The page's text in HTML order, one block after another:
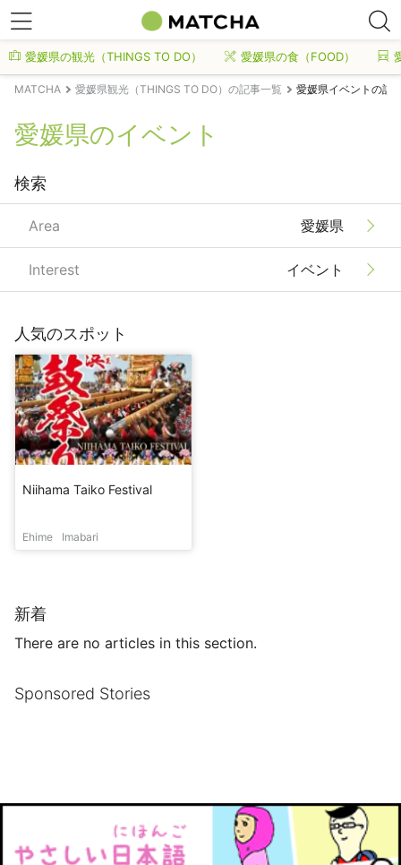
愛媛県の観光（THINGS TO DO） 愛媛県の食（FOOD）
MATCHA 愛媛県観光（THINGS TO DO）の記事一覧 愛媛県イベントの記
愛媛県のイベント
検索
Area 愛媛県
Interest イベント
人気のスポット
Niihama Taiko Festival
Ehime Imabari
新着
There are no articles in this section.
Sponsored Stories